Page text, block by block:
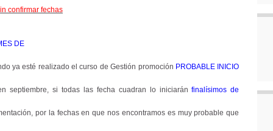
confirmar fechas
DE
ya esté realizado el curso de Gestión promoción PROBABLE INICIO
septiembre, si todas las fecha cuadran lo iniciarán finalísimos de
por la fechas en que nos encontramos es muy probable que